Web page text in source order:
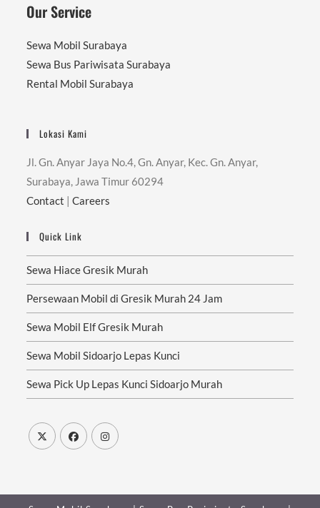
Our Service
Sewa Mobil Surabaya
Sewa Bus Pariwisata Surabaya
Rental Mobil Surabaya
Lokasi Kami
Jl. Gn. Anyar Jaya No.4, Gn. Anyar, Kec. Gn. Anyar,
Surabaya, Jawa Timur 60294
Contact |Careers
Quick Link
Sewa Hiace Gresik Murah
Persewaan Mobil di Gresik Murah 24 Jam
Sewa Mobil Elf Gresik Murah
Sewa Mobil Sidoarjo Lepas Kunci
Sewa Pick Up Lepas Kunci Sidoarjo Murah